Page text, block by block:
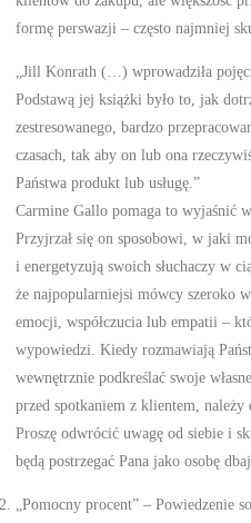
formę perswazji – często najmniej
„Jill Konrath (…) wprowadziła
Podstawą jej książki było to, jak
zestresowanego, bardzo
czasach, tak aby on lub ona
Państwa produkt lub usługę.”
Carmine Gallo pomaga to wyjaśnić
Przyjrzał się on sposobowi, w jaki
i energetyzują swoich słuchaczy w
że najpopularniejsi mówcy szeroko
emocji, współczucia lub empatii –
wypowiedzi. Kiedy rozmawiają
wewnętrznie podkreślać swoje
przed spotkaniem z klientem, należy
Proszę odwrócić uwagę od siebie i
będą postrzegać Pana jako osobę
„Pomocny procent” – Powiedzenie